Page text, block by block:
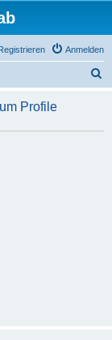
Anmelden
h
Profile